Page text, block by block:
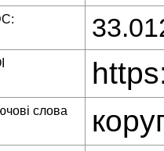
слова